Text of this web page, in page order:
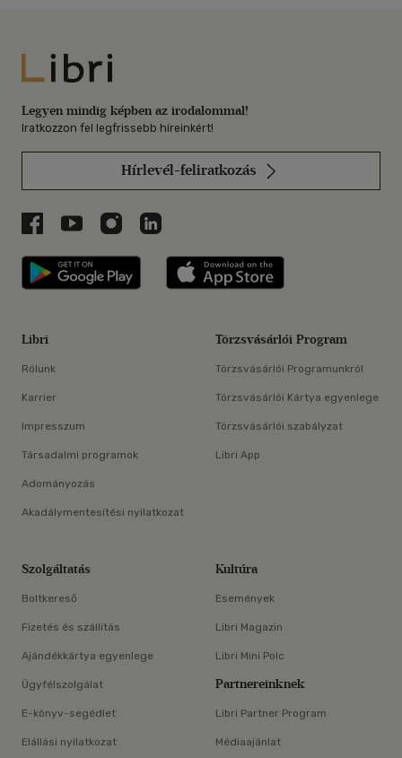
Libri
Legyen mindig képben az irodalommal!
Iratkozzon fel legfrissebb híreinkért!
Hírlevél-feliratkozás
Libri a Facebookon
Libri a Youtube-on
Libri az Instagramon
Libri a LinkedInen
Libri applikáció Szerezd meg: Google
Libri
Rólunk
Karrier
Impresszum
Társadalmi programok
Adományozás
Akadálymentesítési nyilatkozat
Törzsvásárlói Program
Törzsvásárlói Programunkról
Törzsvásárlói Kártya egyenlege
Törzsvásárlói szabályzat
Libri App
Szolgáltatás
Boltkereső
Fizetés és szállítás
Ajándékkártya egyenlege
Ügyfélszolgálat
E-könyv-segédlet
Elállási nyilatkozat
Kultúra
Események
Libri Magazin
Libri Mini Polc
Partnereinknek
Libri Partner Program
Médiaajánlat